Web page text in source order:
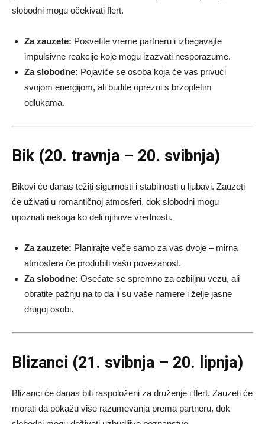
slobodni mogu očekivati flert.
Za zauzete: Posvetite vreme partneru i izbegavajte
impulsivne reakcije koje mogu izazvati nesporazume.
Za slobodne: Pojaviće se osoba koja će vas privući
svojom energijom, ali budite oprezni s brzopletim
odlukama.
Bik (20. travnja – 20. svibnja)
Bikovi će danas težiti sigurnosti i stabilnosti u ljubavi. Zauzeti
će uživati u romantičnoj atmosferi, dok slobodni mogu
upoznati nekoga ko deli njihove vrednosti.
Za zauzete: Planirajte veče samo za vas dvoje – mirna
atmosfera će produbiti vašu povezanost.
Za slobodne: Osećate se spremno za ozbiljnu vezu, ali
obratite pažnju na to da li su vaše namere i želje jasne
drugoj osobi.
Blizanci (21. svibnja – 20. lipnja)
Blizanci će danas biti raspoloženi za druženje i flert. Zauzeti će
morati da pokažu više razumevanja prema partneru, dok